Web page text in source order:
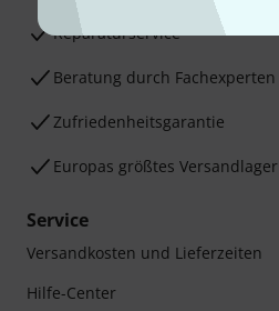
Reparaturservice
Beratung durch Fachexperten
Zufriedenheitsgarantie
Europas größtes Versandlager
Service
Versandkosten und Lieferzeiten
Hilfe-Center